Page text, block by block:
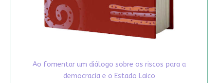
Ao fomentar um diálogo sobre os riscos para a
democracia e o Estado Laico